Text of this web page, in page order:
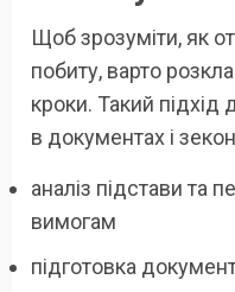
Щоб зрозуміти, як
побиту, варто
кроки. Такий підхід
в документах і
аналіз підстави та
вимогам
підготовка